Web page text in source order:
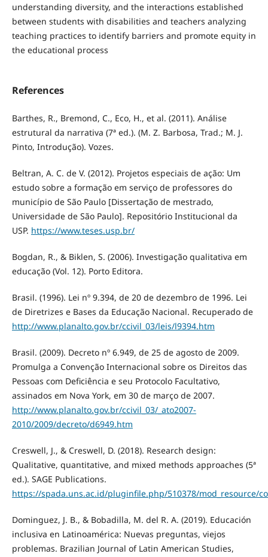
understanding diversity, and the interactions established
between students with disabilities and teachers analyzing
teaching practices to identify barriers and promote equity in
the educational process
References
Barthes, R., Bremond, C., Eco, H., et al. (2011). Análise
estrutural da narrativa (7ª ed.). (M. Z. Barbosa, Trad.; M. J.
Pinto, Introdução). Vozes.
Beltran, A. C. de V. (2012). Projetos especiais de ação: Um
estudo sobre a formação em serviço de professores do
município de São Paulo [Dissertação de mestrado,
Universidade de São Paulo]. Repositório Institucional da
USP. https://www.teses.usp.br/
Bogdan, R., & Biklen, S. (2006). Investigação qualitativa em
educação (Vol. 12). Porto Editora.
Brasil. (1996). Lei nº 9.394, de 20 de dezembro de 1996. Lei
de Diretrizes e Bases da Educação Nacional. Recuperado de
http://www.planalto.gov.br/ccivil_03/leis/l9394.htm
Brasil. (2009). Decreto nº 6.949, de 25 de agosto de 2009.
Promulga a Convenção Internacional sobre os Direitos das
Pessoas com Deficiência e seu Protocolo Facultativo,
assinados em Nova York, em 30 de março de 2007.
http://www.planalto.gov.br/ccivil_03/_ato2007-
2010/2009/decreto/d6949.htm
Creswell, J., & Creswell, D. (2018). Research design:
Qualitative, quantitative, and mixed methods approaches (5ª
ed.). SAGE Publications.
https://spada.uns.ac.id/pluginfile.php/510378/mod_resource/
Dominguez, J. B., & Bobadilla, M. del R. A. (2019). Educación
inclusiva en Latinoamérica: Nuevas preguntas, viejos
problemas. Brazilian Journal of Latin American Studies,